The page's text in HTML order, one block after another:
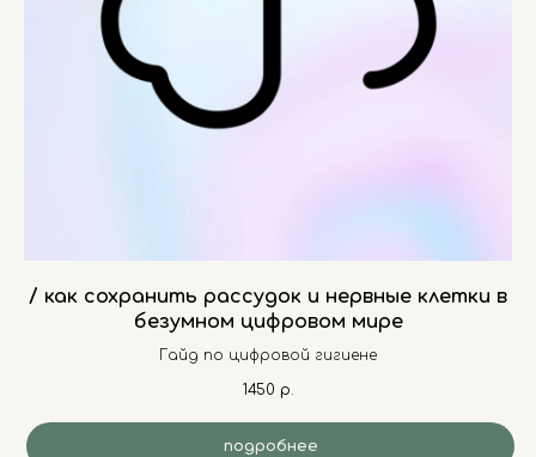
/ как сохранить рассудок и нервные клетки в
безумном цифровом мире
Гайд по цифровой гигиене
1450 р.
подробнее